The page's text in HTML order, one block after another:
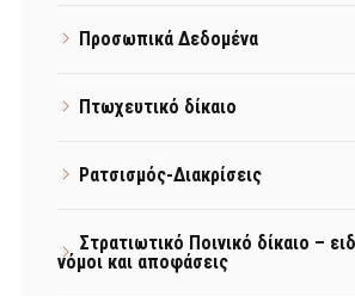
Προσωπικά Δεδομένα
Πτωχευτικό δίκαιο
Ρατσισμός-Διακρίσεις
Στρατιωτικό Ποινικό δίκαιο –
νόμοι και αποφάσεις